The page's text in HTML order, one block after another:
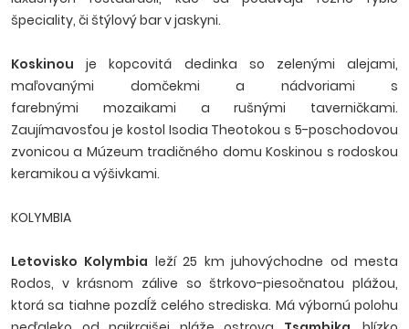
špeciality, či štýlový bar v jaskyni.
Koskinou je kopcovitá dedinka so zelenými alejami,
maľovanými domčekmi a nádvoriami s
farebnými mozaikami a rušnými taverničkami.
Zaujímavosťou je kostol Isodia Theotokou s 5-poschodovou
zvonicou a Múzeum tradičného domu Koskinou s rodoskou
keramikou a výšivkami.
KOLYMBIA
Letovisko Kolymbia leží 25 km juhovýchodne od mesta
Rodos, v krásnom zálive so štrkovo-piesočnatou plážou,
ktorá sa tiahne pozdĺž celého strediska. Má výbornú polohu